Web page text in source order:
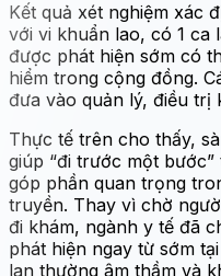
Kết quả xét nghiệm xác
với vi khuẩn lao, có 1 ca
được phát hiện sớm có
hiểm trong cộng đồng.
đưa vào quản lý, điều trị
Thực tế trên cho thấy,
giúp “đi trước một
góp phần quan trọng
truyền. Thay vì chờ
đi khám, ngành y tế đã
phát hiện ngay từ sớm
lan thường âm thầm và